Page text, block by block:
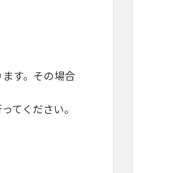
す。その場合
てください。